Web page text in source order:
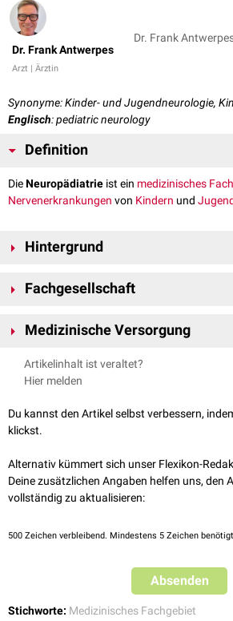
Dr. Frank Antwerpes
Arzt | Ärztin
Dr. Frank
Synonyme: Kinder- und Jugendneurologie,
Englisch: pediatric neurology
Definition
DieNeuropädiatrie ist ein medizinisches
Nervenerkrankungen von Kindern und
Hintergrund
unterschiedlichen Entwicklungsstadien. Ihr
Neben den spezifischen Ausprägungen
besonderen Fokus aufFehlbildungen
hereditäreErkrankungen des Nervensystems
Fachgesellschaft
Gesellschaft für Neuropädiatrie, die Ärzte aus
Medizinische Versorgung
Abteilungen für Neuropädiatrie finden sich in
Kinderkliniken, sowie fallweise an großen nicht-
ambulanten neuropädiatrischen Versorgung.
ambulante Versorgung durch niedergelassene
sozialpädiatrische Zentren
ergänzt.
Artikelinhalt ist veraltet?
Hier melden
Du kannst den Artikel selbst verbessern,
klickst.
Alternativ kümmert sich unser Flexikon-
Deine zusätzlichen Angaben helfen uns, den
vollständig zu aktualisieren:
500 Zeichen verbleibend. Mindestens 5 Zeichen
Absenden
Stichworte: Medizinisches Fachgebiet